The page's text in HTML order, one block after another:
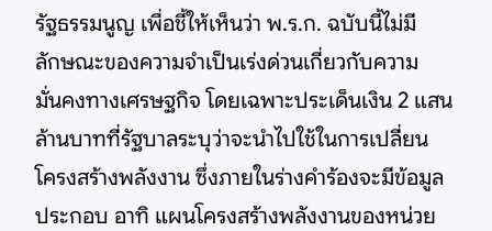
รัฐธรรมนูญ เพื่อชี้ให้เห็นว่า พ.ร.ก. ฉบับนี้ไม่มี
ลักษณะของความจำเป็นเร่งด่วนเกี่ยวกับความ
มั่นคงทางเศรษฐกิจ โดยเฉพาะประเด็นเงิน 2 แสน
ล้านบาทที่รัฐบาลระบุว่าจะนำไปใช้ในการเปลี่ยน
โครงสร้างพลังงาน ซึ่งภายในร่างคำร้องจะมีข้อมูล
ประกอบ อาทิ แผนโครงสร้างพลังงานของหน่วย